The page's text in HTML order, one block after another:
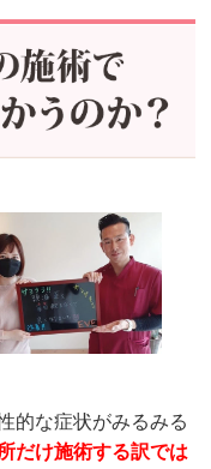
的な症状がみるみる
だけ施術する訳では